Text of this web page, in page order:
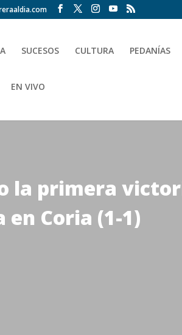
SUCESOS CULTURA PEDANÍAS
EN VIVO
la primera
en Coria (1-1)